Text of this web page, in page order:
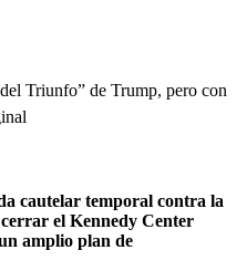
Triunfo” de Trump, pero con
cautelar temporal contra la
el Kennedy Center
amplio plan de